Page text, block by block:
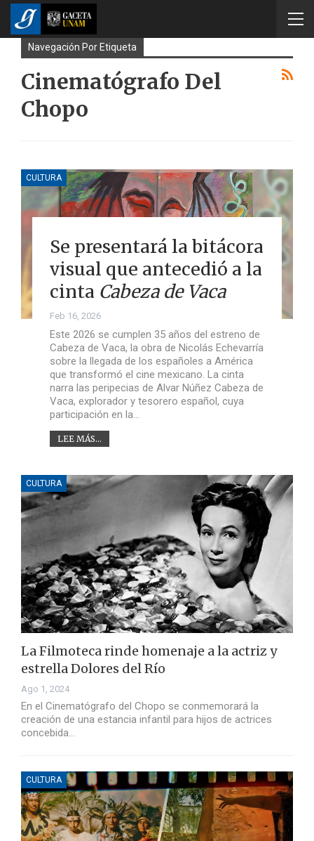
Navegación Por Etiqueta
Cinematógrafo Del
Chopo
CULTURA
Se presentará la bitácora
visual que antecedió a la
cinta Cabeza de Vaca
Feb 16, 2026
Este 2026 se cumplen 35 años del estreno de
Cabeza de Vaca, la obra de Nicolás Echevarría
sobre la llegada de los españoles a América
que transformó el cine mexicano. La cinta
narra las peripecias de Alvar Núñez Cabeza de
Vaca, explorador y tesorero español, cuya
participación en la…
LEE MÁS...
CULTURA
La Filmoteca rinde homenaje a la actriz y
estrella Dolores del Río
Ago 1, 2024
En el Cinematógrafo del Chopo se conmemorará la
creación de una estancia infantil para hijos de actrices
concebida…
CULTURA